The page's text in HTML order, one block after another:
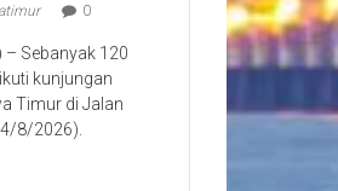
0
– Sebanyak 120
kunjungan
Timur di Jalan
8/2026).